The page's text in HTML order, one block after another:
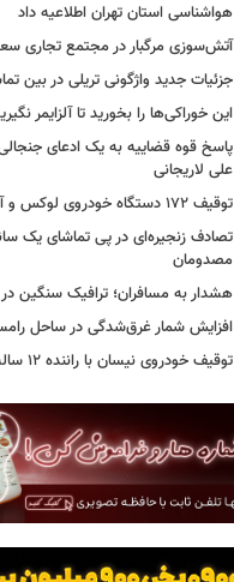
هواشناسی استان تهران اطلاعیه داد
آتش‌سوزی مرگبار در مجتمع تجاری
جزئیات جدید واژگونی تریلی در بین
این خوراکی‌ها را بخورید تا آلزایمر
پاسخ قوه قضاییه به یک ادعای
علی لاریجانی
توقیف ۱۷۲ دستگاه خودروی لوکس و آپارتمان
تصادف زنجیره‌ای در پی تماشای یک
مصدومان
هشدار به مسافران؛ ترافیک سنگین
افزایش شمار غرق‌شدگی در ساحل
توقیف خودروی نیسان با راننده ۱۲ ساله در این جاده